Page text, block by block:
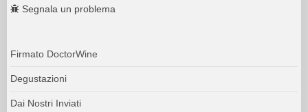
Segnala un problema
Firmato DoctorWine
Degustazioni
Dai Nostri Inviati